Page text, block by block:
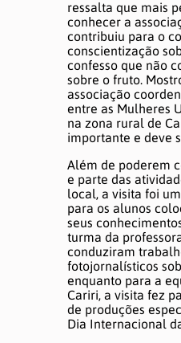
ressalta que mais
conhecer a
contribuiu para o
conscientização
confesso que não
sobre o fruto.
associação
entre as Mulheres
na zona rural de
importante e deve
Além de poderem
e parte das
local, a visita foi
para os alunos
seus
turma da
conduziram
fotojornalísticos
enquanto para a
Cariri, a visita fez
de produções
Dia Internacional